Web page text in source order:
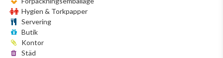
Hygien & Torkpapper
Servering
Butik
Kontor
Städ